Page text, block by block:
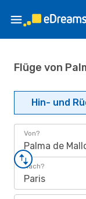
Flüge von
Hin- und
Von?
Palma de
Nach?
Paris